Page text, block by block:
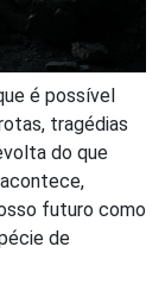
é possível
tragédias
do que
futuro como
de